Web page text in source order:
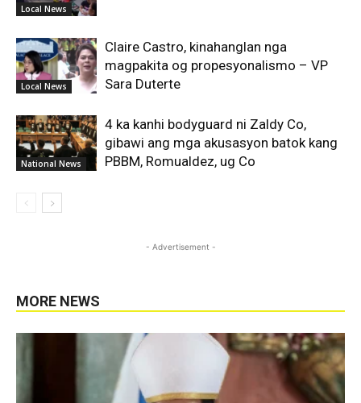
Local News
Local News
Claire Castro, kinahanglan nga
magpakita og propesyonalismo – VP
Sara Duterte
National News
4 ka kanhi bodyguard ni Zaldy Co,
gibawi ang mga akusasyon batok kang
PBBM, Romualdez, ug Co
- Advertisement -
MORE NEWS